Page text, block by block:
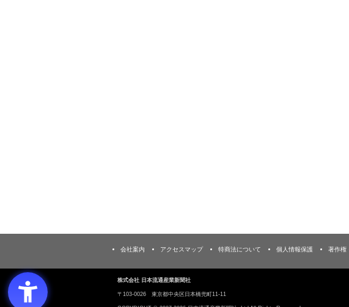
会社案内 アクセスマップ 特商法について 個人情報保護 著作権
株式会社 日本流通産業新聞社
〒103‐0026 東京都中央区日本橋兜町11-11